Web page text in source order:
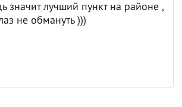
значит лучший пункт на районе ,
не обмануть )))